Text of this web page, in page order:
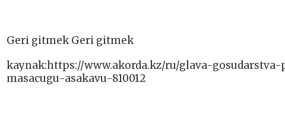
Geri gitmek Geri gitmek
kaynak:https://www.akorda.kz/ru/glava-
masacugu-asakavu-810012